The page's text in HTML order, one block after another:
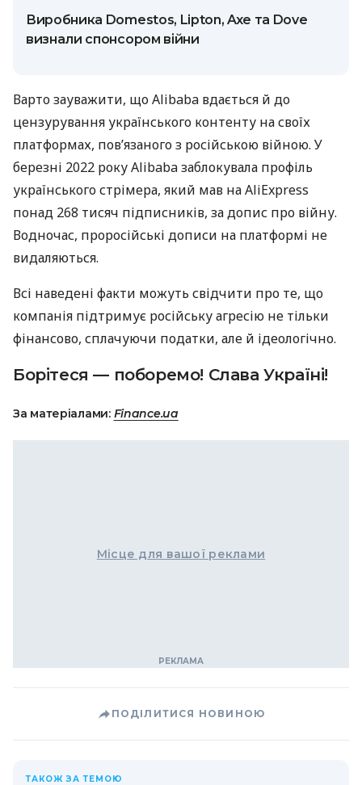
Виробника Domestos, Lipton, Axe та Dove
визнали спонсором війни
Варто зауважити, що Alibaba вдається й до
цензурування українського контенту на своїх
платформах, пов’язаного з російською війною. У
березні 2022 року Alibaba заблокувала профіль
українського стрімера, який мав на AliExpress
понад 268 тисяч підписників, за допис про війну.
Водночас, проросійські дописи на платформі не
видаляються.
Всі наведені факти можуть свідчити про те, що
компанія підтримує російську агресію не тільки
фінансово, сплачуючи податки, але й ідеологічно.
Борітеся — поборемо! Слава Україні!
За матеріалами: Finance.ua
Місце для вашої реклами
ПОДІЛИТИСЯ НОВИНОЮ
ТАКОЖ ЗА ТЕМОЮ